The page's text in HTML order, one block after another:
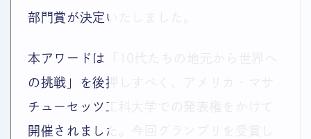
部門賞が決定いたしました。
本アワードは「10代たちの地元から世界へ
の挑戦」を後押しすべく、アメリカ・マサ
チューセッツ工科大学での発表権をかけて
開催されました。今回グランプリを受賞し